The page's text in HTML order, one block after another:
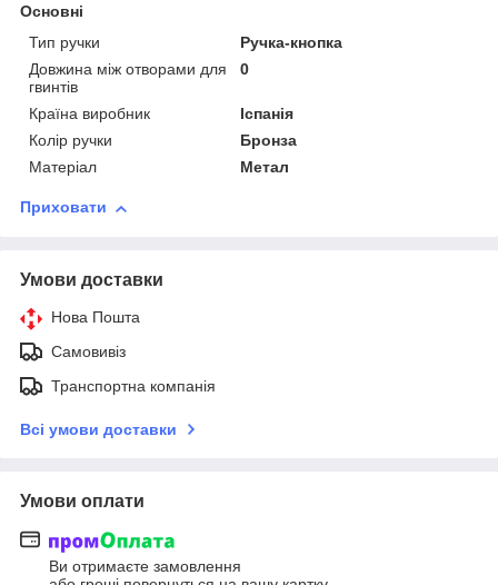
Основні
Тип ручки
Ручка-кнопка
Довжина між отворами для
гвинтів
0
Країна виробник
Іспанія
Колір ручки
Бронза
Матеріал
Метал
Приховати
Умови доставки
Нова Пошта
Самовивіз
Транспортна компанія
Всі умови доставки
Умови оплати
Ви отримаєте замовлення